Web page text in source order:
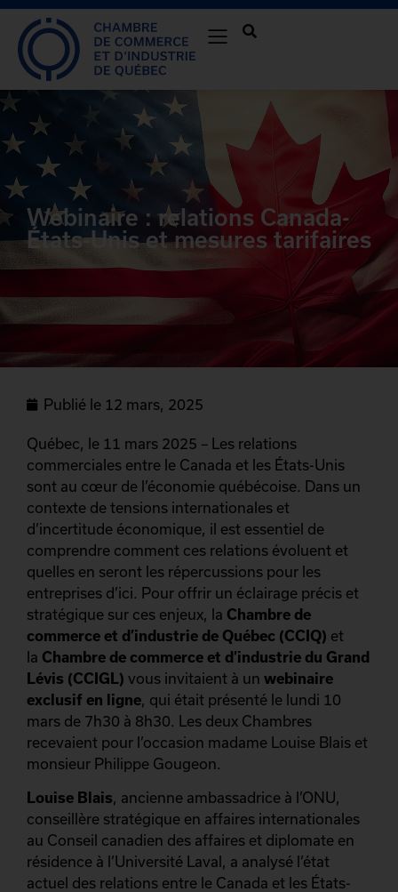
Webinaire : relations Canada-
États-Unis et mesures tarifaires
Publié le 12 mars, 2025
Québec, le 11 mars 2025 – Les relations
commerciales entre le Canada et les États-Unis
sont au cœur de l’économie québécoise. Dans un
contexte de tensions internationales et
d’incertitude économique, il est essentiel de
comprendre comment ces relations évoluent et
quelles en seront les répercussions pour les
entreprises d’ici. Pour offrir un éclairage précis et
stratégique sur ces enjeux, la Chambre de
commerce et d’industrie de Québec (CCIQ) et
la Chambre de commerce et d’industrie du Grand
Lévis (CCIGL) vous invitaient à un webinaire
exclusif en ligne, qui était présenté le lundi 10
mars de 7h30 à 8h30. Les deux Chambres
recevaient pour l’occasion madame Louise Blais et
monsieur Philippe Gougeon.
Louise Blais, ancienne ambassadrice à l’ONU,
conseillère stratégique en affaires internationales
au Conseil canadien des affaires et diplomate en
résidence à l’Université Laval, a analysé l’état
actuel des relations entre le Canada et les États-